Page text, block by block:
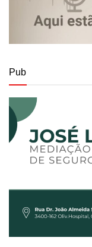
Pub